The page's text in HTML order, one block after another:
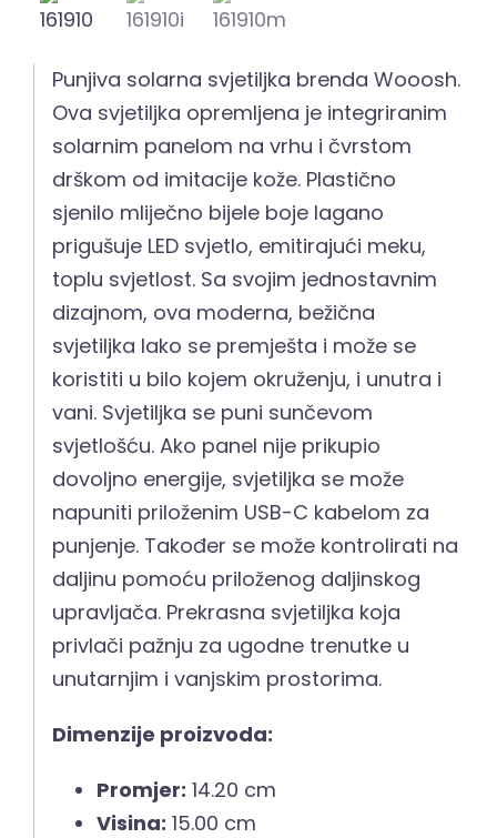
Punjiva solarna svjetiljka brenda Wooosh.
Ova svjetiljka opremljena je integriranim
solarnim panelom na vrhu i čvrstom
drškom od imitacije kože. Plastično
sjenilo mliječno bijele boje lagano
prigušuje LED svjetlo, emitirajući meku,
toplu svjetlost. Sa svojim jednostavnim
dizajnom, ova moderna, bežična
svjetiljka lako se premješta i može se
koristiti u bilo kojem okruženju, i unutra i
vani. Svjetiljka se puni sunčevom
svjetlošću. Ako panel nije prikupio
dovoljno energije, svjetiljka se može
napuniti priloženim USB-C kabelom za
punjenje. Također se može kontrolirati na
daljinu pomoću priloženog daljinskog
upravljača. Prekrasna svjetiljka koja
privlači pažnju za ugodne trenutke u
unutarnjim i vanjskim prostorima.
Dimenzije proizvoda:
Promjer: 14.20 cm
Visina: 15.00 cm